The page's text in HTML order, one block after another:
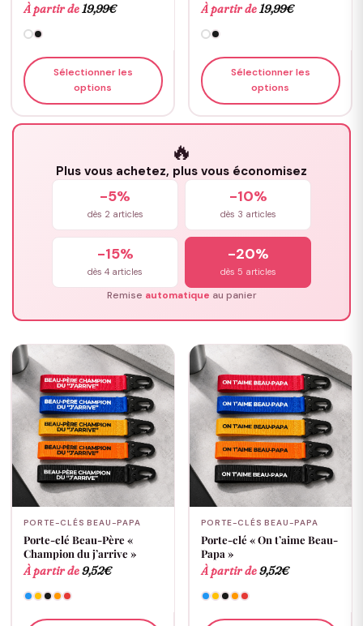
À partir de 19,99€
Sélectionner les
options
À partir de 19,99€
Sélectionner les
options
🔥
Plus vous achetez, plus vous économisez
-5%
dès 2 articles
-10%
dès 3 articles
-15%
dès 4 articles
-20%
dès 5 articles
Remise automatique au panier
PORTE-CLÉS BEAU-PAPA
Porte-clé Beau-Père «
Champion du j’arrive »
À partir de9,52€
PORTE-CLÉS BEAU-PAPA
Porte-clé « On t’aime Beau-
Papa »
À partir de9,52€